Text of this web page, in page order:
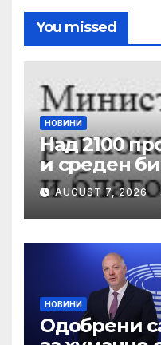
You missed
НОВИНИ
Над 2100
и среден
състезават
от
регионите“
AUGUST 7, 2026
НОВИНИ
Одобрени